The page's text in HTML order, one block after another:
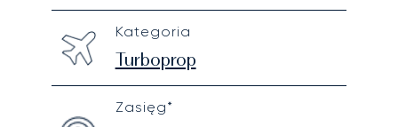
Kategoria
Turboprop
Zasięg*